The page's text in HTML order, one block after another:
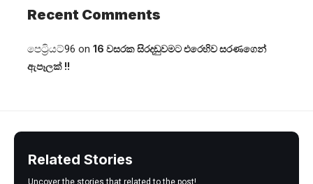
Recent Comments
පෙට්‍රියට්96 on 16 වසරක සිරදඬුවමට එරෙහිව සරණගෙන්
ඇපෑලක් !!
Related Stories
Uncover the stories that related to the post!